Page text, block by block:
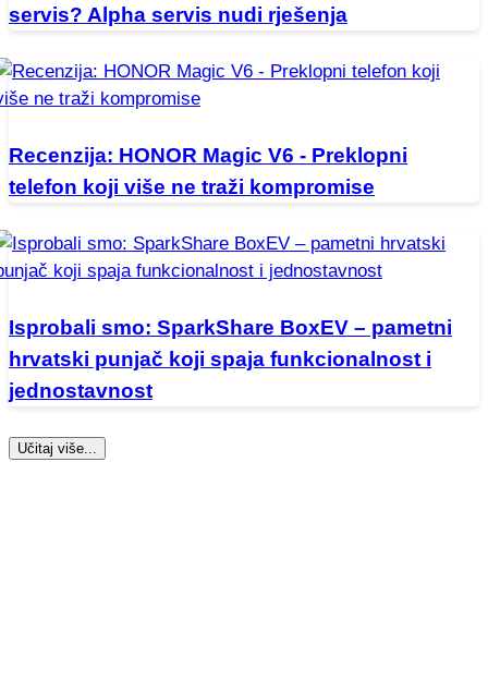
servis? Alpha servis nudi rješenja
Recenzija: HONOR Magic V6 - Preklopni
telefon koji više ne traži kompromise
Isprobali smo: SparkShare BoxEV – pametni
hrvatski punjač koji spaja funkcionalnost i
jednostavnost
Učitaj više...